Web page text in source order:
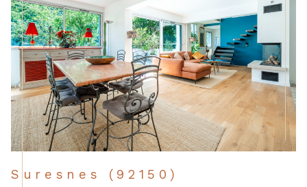
Suresnes (92150)